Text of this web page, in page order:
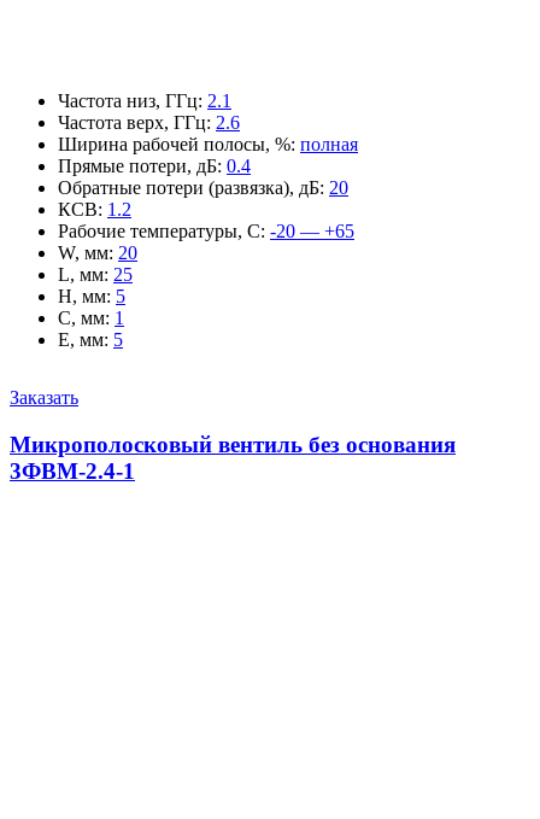
Частота низ, ГГц: 2.1
Частота верх, ГГц: 2.6
Ширина рабочей полосы, %: полная
Прямые потери, дБ: 0.4
Обратные потери (развязка), дБ: 20
КСВ: 1.2
Рабочие температуры, С: -20 — +65
W, мм: 20
L, мм: 25
H, мм: 5
C, мм: 1
E, мм: 5
Заказать
Микрополосковый вентиль без основания
3ФВМ-2.4-1